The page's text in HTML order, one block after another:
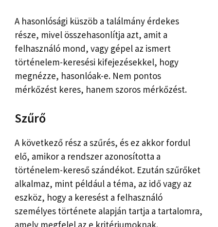
A hasonlósági küszöb a találmány érdekes
része, mivel összehasonlítja azt, amit a
felhasználó mond, vagy gépel az ismert
történelem-keresési kifejezésekkel, hogy
megnézze, hasonlóak-e. Nem pontos
mérkőzést keres, hanem szoros mérkőzést.
Szűrő
A következő rész a szűrés, és ez akkor fordul
elő, amikor a rendszer azonosította a
történelem-kereső szándékot. Ezután szűrőket
alkalmaz, mint például a téma, az idő vagy az
eszköz, hogy a keresést a felhasználó
személyes története alapján tartja a tartalomra,